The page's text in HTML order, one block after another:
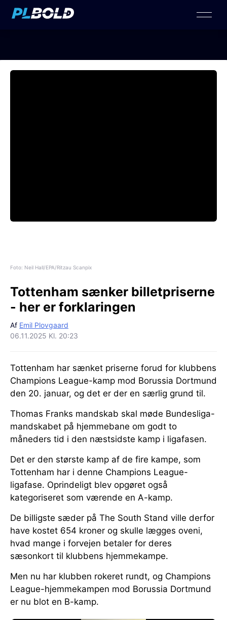
Foto: Neil Hall/EPA/Ritzau Scanpix
Tottenham sænker billetpriserne
- her er forklaringen
Af Emil Plovgaard
06.11.2025 Kl. 20:23
Tottenham har sænket priserne forud for klubbens
Champions League-kamp mod Borussia Dortmund
den 20. januar, og det er der en særlig grund til.
Thomas Franks mandskab skal møde Bundesliga-
mandskabet på hjemmebane om godt to
måneders tid i den næstsidste kamp i ligafasen.
Det er den største kamp af de fire kampe, som
Tottenham har i denne Champions League-
ligafase. Oprindeligt blev opgøret også
kategoriseret som værende en A-kamp.
De billigste sæder på The South Stand ville derfor
have kostet 654 kroner og skulle lægges oveni,
hvad mange i forvejen betaler for deres
sæsonkort til klubbens hjemmekampe.
Men nu har klubben rokeret rundt, og Champions
League-hjemmekampen mod Borussia Dortmund
er nu blot en B-kamp.